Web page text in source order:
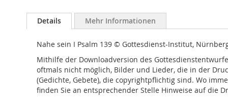
Details
Nahe sein I Psalm 139 © Gottesdienst-Institut,
Mithilfe der Downloadversion des
oftmals nicht möglich, Bilder und Lieder, die in der
(Gedichte, Gebete), die copyrightpflichtig sind. Wo
finden Sie an entsprechender Stelle Hinweise auf die
Mehr Informationen